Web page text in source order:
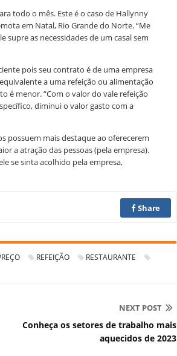
todo o mês. Este é o caso de Hallynny
em Natal, Rio Grande do Norte. “Me
as necessidades de um casal sem
pois seu contrato é de uma empresa
a uma refeição ou alimentação
é menor. “Com o valor do vale refeição
diminui o valor gasto com a
possuem mais destaque ao oferecerem
a atração das pessoas (pela empresa).
se sinta acolhido pela empresa,
Share
REFEIÇÃO
RESTAURANTE
NEXT POST
Conheça os setores de trabalho mais
aquecidos de 2023